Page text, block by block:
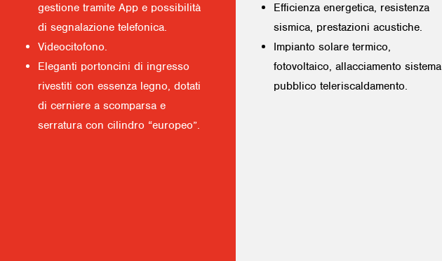
gestione tramite App e possibilità
di segnalazione telefonica.
Videocitofono.
Eleganti portoncini di ingresso
rivestiti con essenza legno, dotati
di cerniere a scomparsa e
serratura con cilindro “europeo”.
Efficienza energetica, resistenza
sismica, prestazioni acustiche.
Impianto solare termico,
fotovoltaico, allacciamento sistema
pubblico teleriscaldamento.